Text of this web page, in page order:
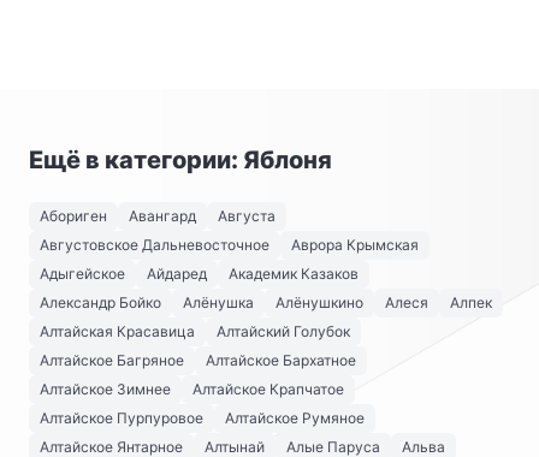
Ещё в категории: Яблоня
Абориген Авангард
Августа
Августовское Дальневосточное
Аврора Крымская
Адыгейское
Айдаред
Академик Казаков
Александр Бойко
Алёнушка Алёнушкино Алеся
Алпек
Алтайская Красавица
Алтайский Голубок
Алтайское Багряное
Алтайское Бархатное
Алтайское Зимнее
Алтайское Крапчатое
Алтайское Пурпуровое
Алтайское Румяное
Алтайское Янтарное
Алтынай Алые Паруса
Альва